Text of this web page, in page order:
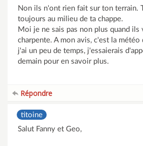
Non ils n'ont rien fait sur ton terrain.
toujours au milieu de ta chappe.
Moi je ne sais pas non plus quand ils
charpente. A mon avis, c'est la météo
j'ai un peu de temps, j'essaierais
demain pour en savoir plus.
Répondre
titoine
Salut Fanny et Geo,